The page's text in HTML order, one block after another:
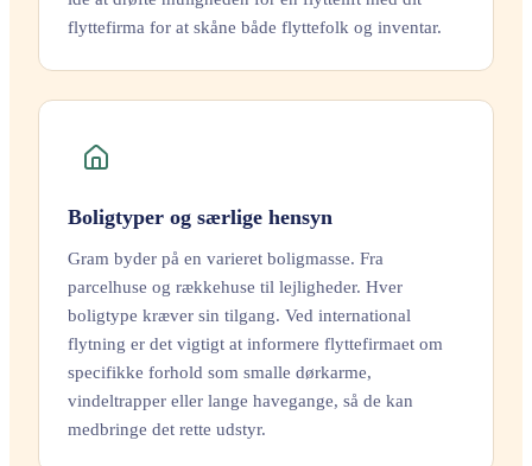
flyttefirma for at skåne både flyttefolk og inventar.
Boligtyper og særlige hensyn
Gram byder på en varieret boligmasse. Fra
parcelhuse og rækkehuse til lejligheder. Hver
boligtype kræver sin tilgang. Ved international
flytning er det vigtigt at informere flyttefirmaet om
specifikke forhold som smalle dørkarme,
vindeltrapper eller lange havegange, så de kan
medbringe det rette udstyr.